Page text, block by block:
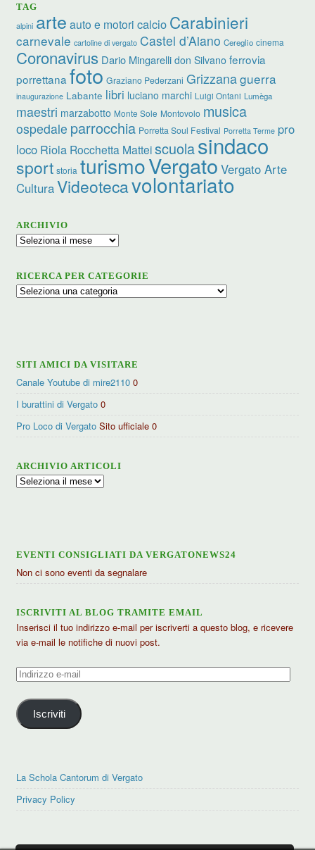
TAG
alpini arte auto e motori calcio Carabinieri
carnevale cartoline di vergato Castel d’Aiano Cereglio cinema
Coronavirus Dario Mingarelli don Silvano ferrovia
porrettana foto Graziano Pederzani Grizzanaguerra
inaugurazione Labante libri luciano marchi Luigi Ontani Lumèga
maestri marzabotto Monte Sole Montovolo musica
ospedale parrocchia Porretta Soul Festival Porretta Terme pro
loco Riola Rocchetta Matteiscuolasindaco
sport storia turismoVergato Vergato Arte
CulturaVideotecavolontariato
ARCHIVIO
Archivio
RICERCA PER CATEGORIE
Ricerca
SITI AMICI DA VISITARE
Canale Youtube di mire2110 0
I burattini di Vergato 0
Pro Loco di Vergato Sito ufficiale 0
ARCHIVIO ARTICOLI
Archivio
EVENTI CONSIGLIATI DA VERGATONEWS24
Non ci sono eventi da segnalare
ISCRIVITI AL BLOG TRAMITE EMAIL
Inserisci il tuo indirizzo e-mail per iscriverti a questo blog, e ricevere
via e-mail le notifiche di nuovi post.
Indirizzo
mail
Iscriviti
La Schola Cantorum di Vergato
Privacy Policy